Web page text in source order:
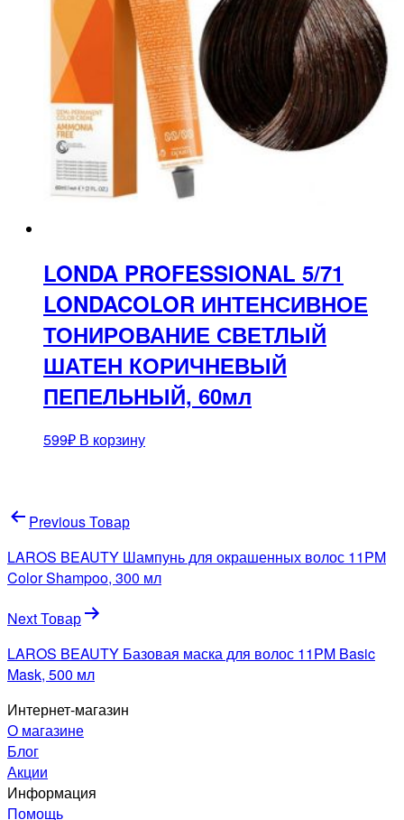
LONDA PROFESSIONAL 5/71
LONDACOLOR ИНТЕНСИВНОЕ
ТОНИРОВАНИЕ СВЕТЛЫЙ
ШАТЕН КОРИЧНЕВЫЙ
ПЕПЕЛЬНЫЙ, 60мл
599₽ В корзину
Навигация
по
записям
Previous Товар
LAROS BEAUTY Шампунь для окрашенных волос 11PM
Color Shampoo, 300 мл
Next Товар
LAROS BEAUTY Базовая маска для волос 11PM Basic
Mask, 500 мл
Интернет-магазин
О магазине
Блог
Акции
Информация
Помощь